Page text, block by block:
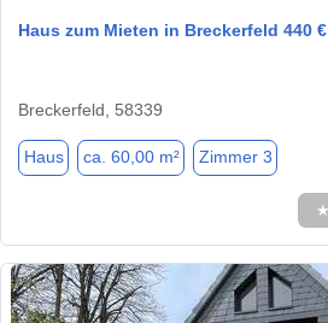
Haus zum Mieten in Breckerfeld 440 €
Breckerfeld, 58339
Haus ca. 60,00 m² Zimmer 3
★